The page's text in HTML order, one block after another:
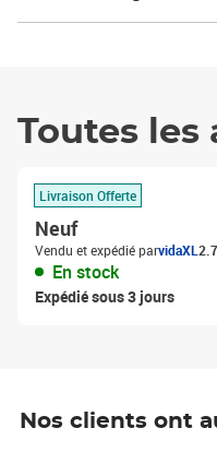
Toutes les
Livraison Offerte
Neuf
Vendu et expédié parvidaXL
En stock
Expédié sous 3 jours
Nos clients ont